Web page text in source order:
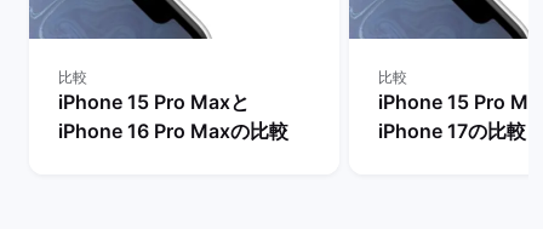
比較
iPhone 15 Pro Maxと
iPhone 16 Pro Maxの比較
比較
iPhone 15 Pro
iPhone 17の比較